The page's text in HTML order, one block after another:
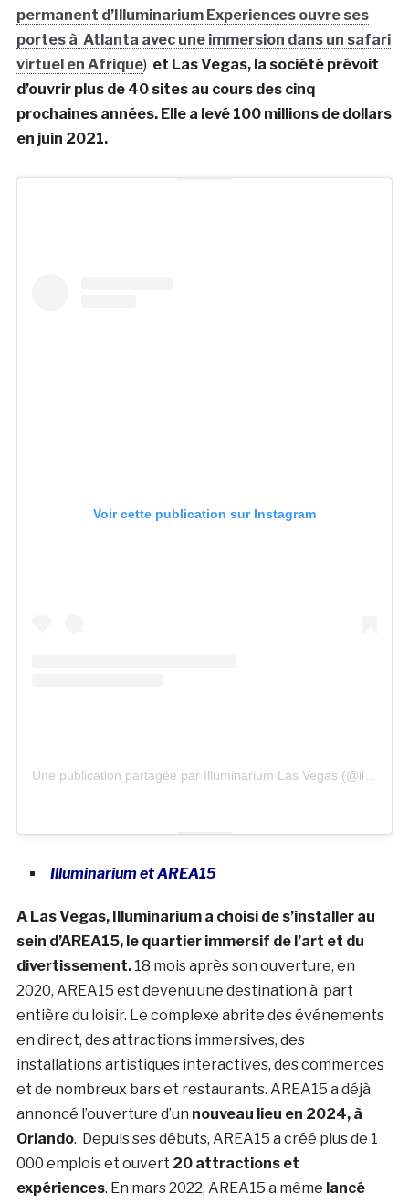
permanent d’Illuminarium Experiences ouvre ses
portes à Atlanta avec une immersion dans un safari
virtuel en Afrique) et Las Vegas, la société prévoit
d’ouvrir plus de 40 sites au cours des cinq
prochaines années. Elle a levé 100 millions de dollars
en juin 2021.
Voir cette publication sur Instagram
Une publication partagée par Illuminarium Las Vegas (@illuminariumlv)
Illuminarium et AREA15
A Las Vegas, Illuminarium a choisi de s’installer au
sein d’AREA15, le quartier immersif de l’art et du
divertissement.18 mois après son ouverture, en
2020, AREA15 est devenu une destination à part
entière du loisir. Le complexe abrite des événements
en direct, des attractions immersives, des
installations artistiques interactives, des commerces
et de nombreux bars et restaurants. AREA15 a déjà
annoncé l’ouverture d’un nouveau lieu en 2024, à
Orlando. Depuis ses débuts, AREA15 a créé plus de 1
000 emplois et ouvert 20 attractions et
expériences. En mars 2022, AREA15 a même lancé